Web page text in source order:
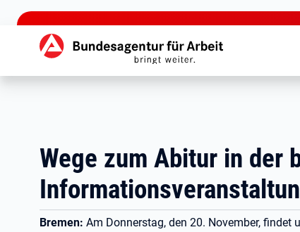
zu den Hauptinhalten springen
Hauptnavigation
Wege zum Abitur in der
Bremen: Am Donnerstag, den 20. November,